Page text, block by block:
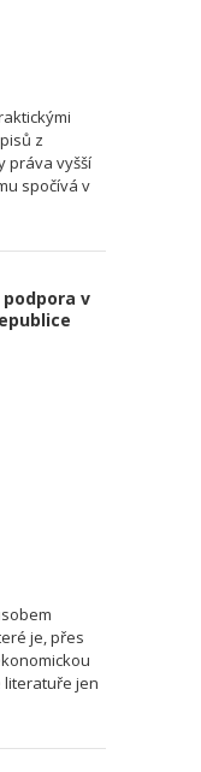
z
práva vyšší
spočívá v
v
je, přes
literatuře jen